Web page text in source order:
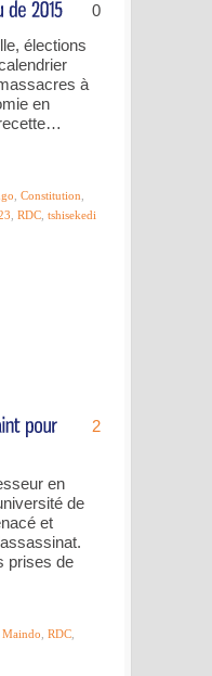
0
élections
à
en
Constitution
RDC tshisekedi
2
en
de
et
prises de
Maindo RDC